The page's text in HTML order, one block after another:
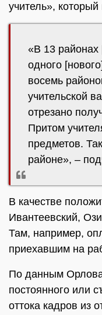
учитель»,
«В 13 районах
одного
восемь
учительской
отрезано
Притом
предметов.
районе», –
В качестве
Ивантеевский,
Там, например,
приехавшим на
По данным
постоянного или
оттока кадров из